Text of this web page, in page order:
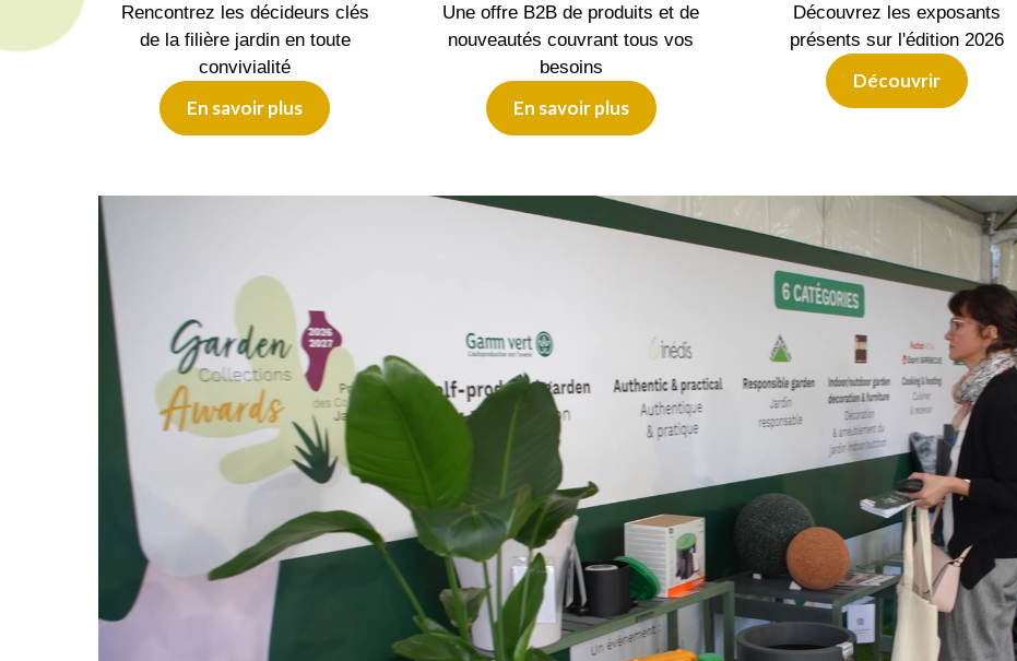
Rencontrez les décideurs clés
de la filière jardin en toute
convivialité
En savoir plus
Une offre B2B de produits et de
nouveautés couvrant tous vos
besoins
En savoir plus
Découvrez les exposants
présents sur l'édition 2026
Découvrir